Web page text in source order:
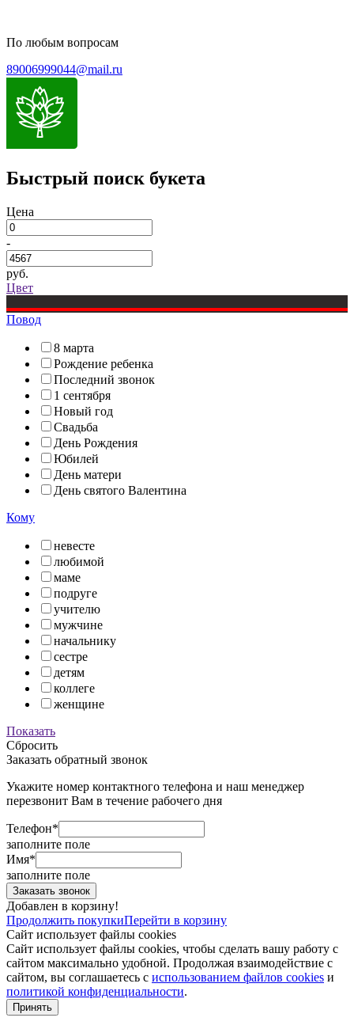
По любым вопросам
89006999044@mail.ru
Быстрый поиск букета
Цена
-
руб.
Цвет
Повод
8 марта
Рождение ребенка
Последний звонок
1 сентября
Новый год
Свадьба
День Рождения
Юбилей
День матери
День святого Валентина
Кому
невесте
любимой
маме
подруге
учителю
мужчине
начальнику
сестре
детям
коллеге
женщине
Показать
Сбросить
Заказать обратный звонок
Укажите номер контактного телефона и наш менеджер
перезвонит Вам в течение рабочего дня
Телефон*
заполните поле
Имя*
заполните поле
Добавлен в корзину!
Продолжить покупкиПерейти в корзину
Сайт использует файлы cookies
Сайт использует файлы cookies, чтобы сделать вашу работу с
сайтом максимально удобной. Продолжая взаимодействие с
сайтом, вы соглашаетесь с использованием файлов cookies и
политикой конфиденциальности.
Принять